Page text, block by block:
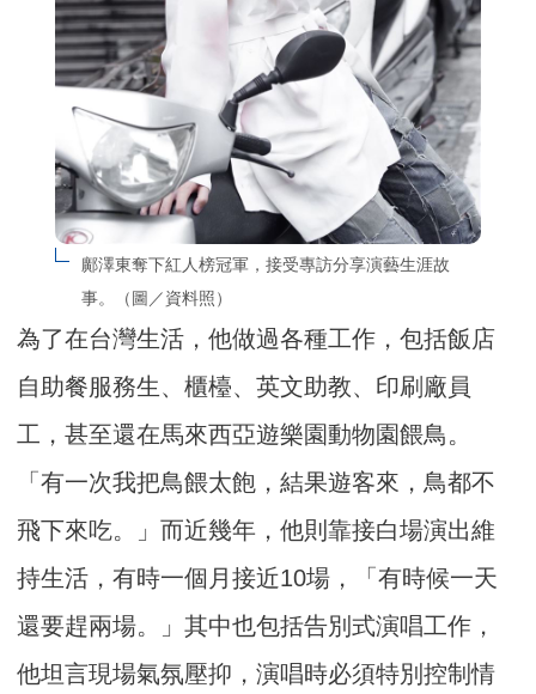
鄺澤東奪下紅人榜冠軍，接受專訪分享演藝生涯故
事。（圖／資料照）
為了在台灣生活，他做過各種工作，包括飯店
自助餐服務生、櫃檯、英文助教、印刷廠員
工，甚至還在馬來西亞遊樂園動物園餵鳥。
「有一次我把鳥餵太飽，結果遊客來，鳥都不
飛下來吃。」而近幾年，他則靠接白場演出維
持生活，有時一個月接近10場，「有時候一天
還要趕兩場。」其中也包括告別式演唱工作，
他坦言現場氣氛壓抑，演唱時必須特別控制情